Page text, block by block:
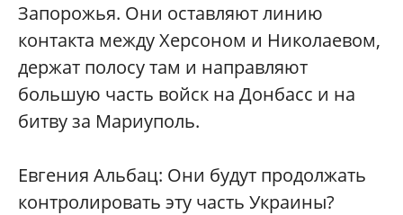
Запорожья. Они оставляют линию
контакта между Херсоном и Николаевом,
держат полосу там и направляют
большую часть войск на Донбасс и на
битву за Мариуполь.
Евгения Альбац: Они будут продолжать
контролировать эту часть Украины?